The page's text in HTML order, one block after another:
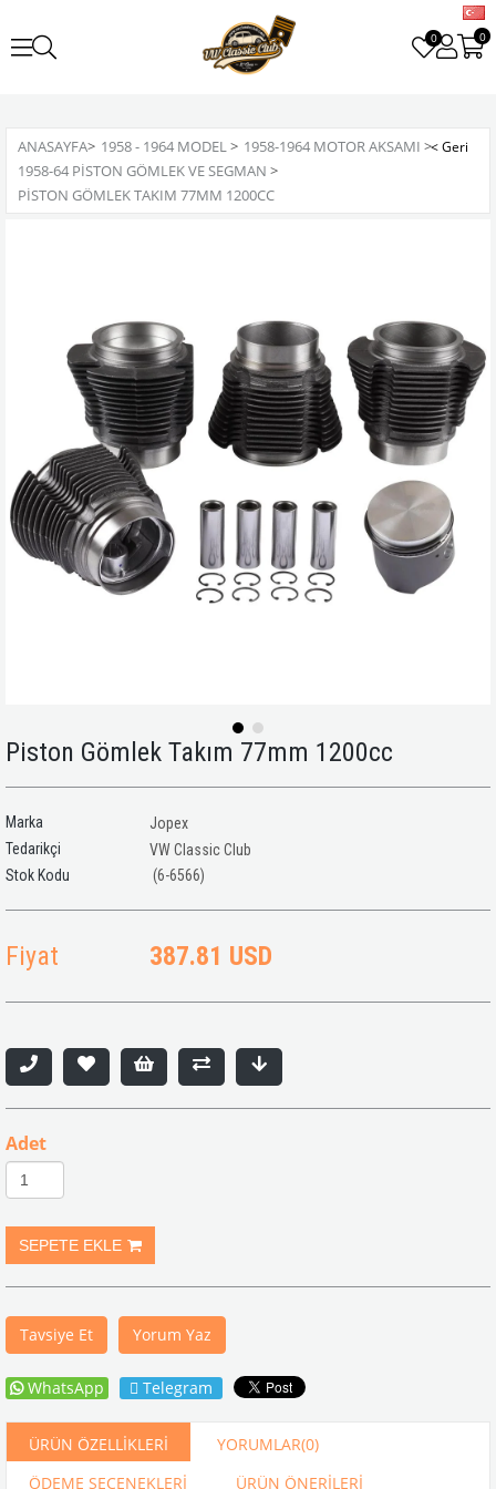
0 0
ANASAYFA> 1958 - 1964 MODEL> 1958-1964 MOTOR AKSAMI >
1958-64 PISTON GÖMLEK VE SEGMAN >
PISTON GÖMLEK TAKIM 77MM 1200CC
Piston Gömlek Takım 77mm 1200cc
Marka
Jopex
Tedarikçi
VW Classic Club
(6-6566)
Fiyat 387.81 USD
Adet
Tavsiye Et Yorum Yaz
WhatsApp Telegram
ÜRÜN ÖZELLIKLERI YORUMLAR(0)
ÖDEME SEÇENEKLERI
ÜRÜN ÖNERILERI